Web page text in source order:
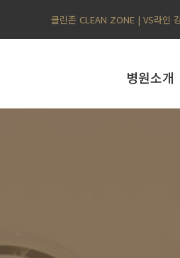
클린존 CLEAN ZONE | VS라인
병원소개